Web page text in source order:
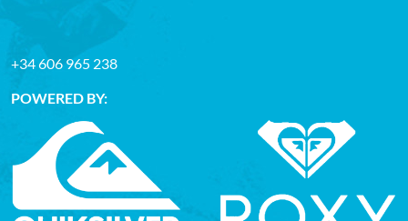
+34 606 965 238
POWERED BY: